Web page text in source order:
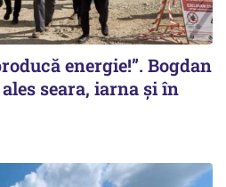
energie!”. Bogdan
seara, iarna și în